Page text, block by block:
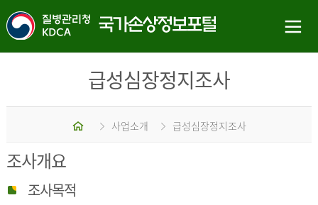
급성심장정지조사
홈 사업소개 급성심장정지조사
조사개요
조사목적